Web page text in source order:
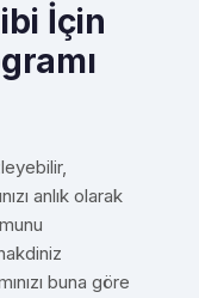
İçin
anlık olarak
buna göre